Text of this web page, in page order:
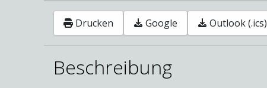
Drucken Google Outlook (.ics)
Beschreibung